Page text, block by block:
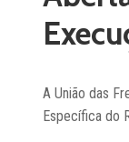
A União das
Específica do